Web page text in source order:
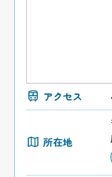
アクセス
所在地